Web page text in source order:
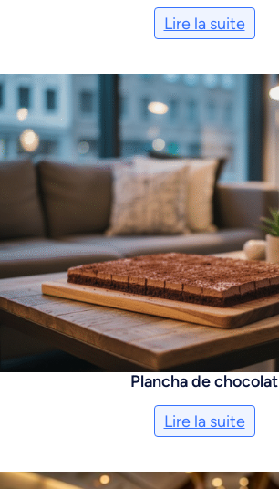
Lire la suite
Plancha de chocolat
Lire la suite